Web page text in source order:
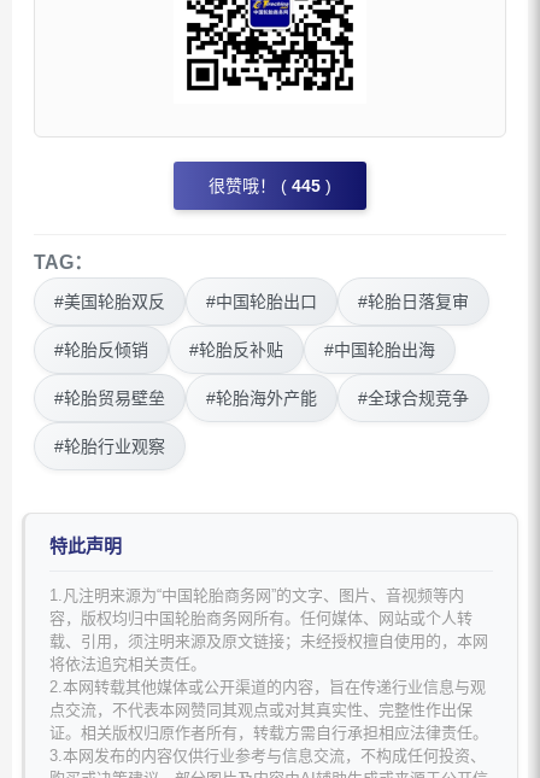
很赞哦！ ( 445 )
TAG：
#美国轮胎双反 #中国轮胎出口 #轮胎日落复审
#轮胎反倾销 #轮胎反补贴 #中国轮胎出海
#轮胎贸易壁垒 #轮胎海外产能 #全球合规竞争
#轮胎行业观察
特此声明
1.凡注明来源为“中国轮胎商务网”的文字、图片、音视频等内
容，版权均归中国轮胎商务网所有。任何媒体、网站或个人转
载、引用，须注明来源及原文链接；未经授权擅自使用的，本网
将依法追究相关责任。
2.本网转载其他媒体或公开渠道的内容，旨在传递行业信息与观
点交流，不代表本网赞同其观点或对其真实性、完整性作出保
证。相关版权归原作者所有，转载方需自行承担相应法律责任。
3.本网发布的内容仅供行业参考与信息交流，不构成任何投资、